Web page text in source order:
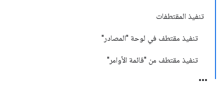
تنفيذ المقتطفات
تنفيذ مقتطف في لوحة "المصادر"
تنفيذ مقتطف من "قائمة الأوامر"